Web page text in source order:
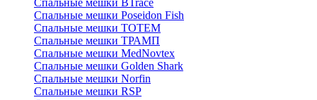
Спальные мешки BTrace
Спальные мешки Poseidon Fish
Спальные мешки ТОТЕМ
Спальные мешки ТРАМП
Cпальные мешки MedNovtex
Спальные мешки Golden Shark
Спальные мешки Norfin
Спальные мешки RSP